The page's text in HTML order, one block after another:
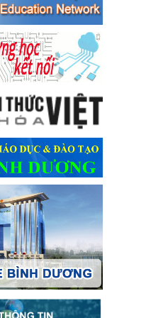
thống học sinh thị xã Bến
2024
thống học sinh thị xã Bến Cát
vắc xin phòng Covid 19
xin phòng Covid 19
" An toàn giao thông cho nụ
và giáo viên trung học
toàn giao thông cho nụ cười
viên trung học năm học
không dùng tiền mặt các